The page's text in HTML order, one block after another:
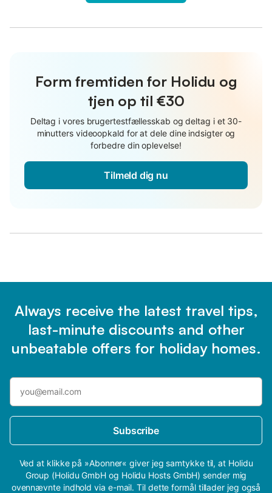
Form fremtiden for Holidu og
tjen op til €30
Deltag i vores brugertestfællesskab og deltag i et 30-
minutters videoopkald for at dele dine indsigter og
forbedre din oplevelse!
Tilmeld dig nu
Always receive the latest travel tips,
last-minute discounts and other
unbeatable offers for holiday homes.
Subscribe
Ved at klikke på »Abonner« giver jeg samtykke til, at Holidu
Group (Holidu GmbH og Holidu Hosts GmbH) sender mig
ovennævnte indhold via e-mail. Til dette formål tillader jeg også